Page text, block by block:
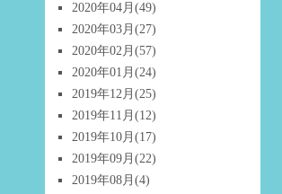
2020年04月 (49)
2020年03月 (27)
2020年02月 (57)
2020年01月 (24)
2019年12月 (25)
2019年11月 (12)
2019年10月 (17)
2019年09月 (22)
2019年08月 (4)